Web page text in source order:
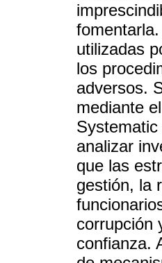
utilizadas
los
adversos.
mediante
analizar
que las
gestión, la
corrupción
confianza.